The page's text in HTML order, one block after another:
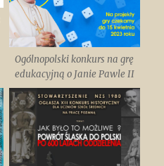
Ogólnopolski konkurs na grę
edukacyjną o Janie Pawle II